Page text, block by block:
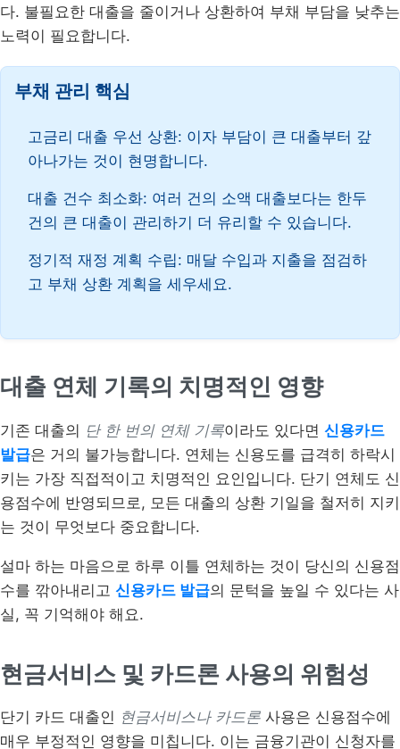
다. 불필요한 대출을 줄이거나 상환하여 부채 부담을 낮추는
노력이 필요합니다.
부채 관리 핵심
고금리 대출 우선 상환: 이자 부담이 큰 대출부터 갚
아나가는 것이 현명합니다.
대출 건수 최소화: 여러 건의 소액 대출보다는 한두
건의 큰 대출이 관리하기 더 유리할 수 있습니다.
정기적 재정 계획 수립: 매달 수입과 지출을 점검하
고 부채 상환 계획을 세우세요.
대출 연체 기록의 치명적인 영향
기존 대출의 단 한 번의 연체 기록이라도 있다면 신용카드
발급은 거의 불가능합니다. 연체는 신용도를 급격히 하락시
키는 가장 직접적이고 치명적인 요인입니다. 단기 연체도 신
용점수에 반영되므로, 모든 대출의 상환 기일을 철저히 지키
는 것이 무엇보다 중요합니다.
설마 하는 마음으로 하루 이틀 연체하는 것이 당신의 신용점
수를 깎아내리고 신용카드 발급의 문턱을 높일 수 있다는 사
실, 꼭 기억해야 해요.
현금서비스 및 카드론 사용의 위험성
단기 카드 대출인 현금서비스나 카드론 사용은 신용점수에
매우 부정적인 영향을 미칩니다. 이는 금융기관이 신청자를